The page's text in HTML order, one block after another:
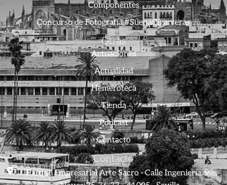
Componentes
Concurso de Fotografía #SuenaCigarreras
Otras
Actuaciones
Actualidad
Hemeroteca
Tienda
Podcast
Contacto
Contacto
Parque Empresarial Arte Sacro · Calle Ingeniería, 9 ·